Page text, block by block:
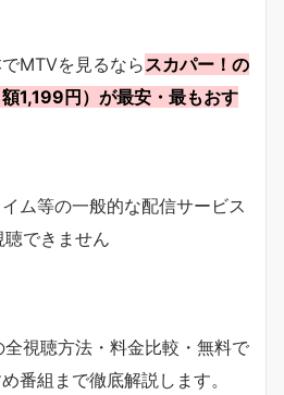
MTVを見るなら スカパー！の
1,199円）が最安・最もおす
ム等の一般的な配信サービス
できません
視聴方法・料金比較・無料で
番組まで徹底解説します。